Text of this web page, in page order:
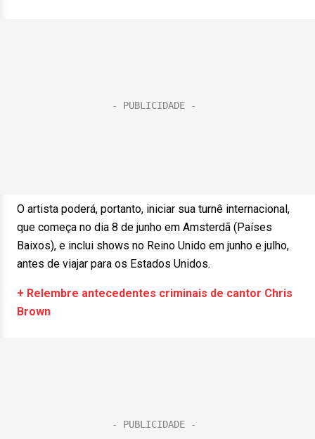
O artista poderá, portanto, iniciar sua turnê internacional,
que começa no dia 8 de junho em Amsterdã (Países
Baixos), e inclui shows no Reino Unido em junho e julho,
antes de viajar para os Estados Unidos.
+ Relembre antecedentes criminais de cantor Chris
Brown